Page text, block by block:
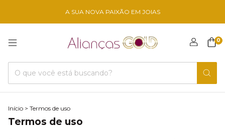
A SUA NOVA PAIXÃO EM JOIAS
0
Início > Termos de uso
Termos de uso